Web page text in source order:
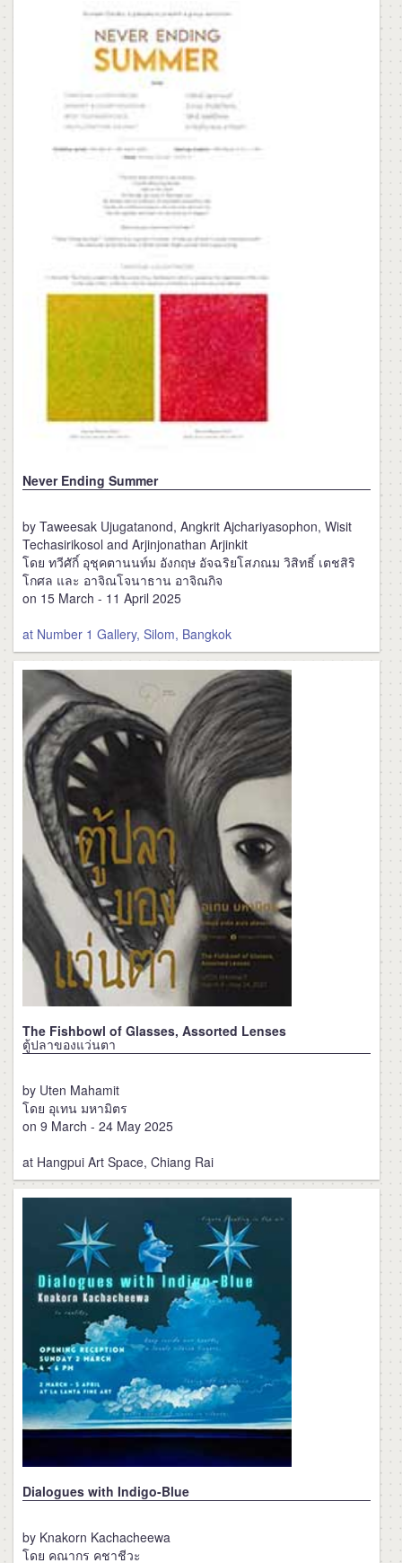
Never Ending Summer
by Taweesak Ujugatanond, Angkrit Ajchariyasophon, Wisit
Techasirikosol and Arjinjonathan Arjinkit
โดย ทวีศักิ์ อุชุคตานนท์ม อังกฤษ อัจฉริยโสภณม วิสิทธิ์ เตชสิริ
โกศล และ อาจิณโจนาธาน อาจิณกิจ
on 15 March - 11 April 2025
at Number 1 Gallery, Silom, Bangkok
The Fishbowl of Glasses, Assorted Lenses
ตู้ปลาของแว่นตา
by Uten Mahamit
โดย อุเทน มหามิตร
on 9 March - 24 May 2025
at Hangpui Art Space, Chiang Rai
Dialogues with Indigo-Blue
by Knakorn Kachacheewa
โดย คณากร คชาชีวะ